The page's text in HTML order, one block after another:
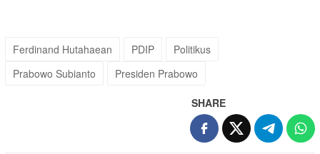
Ferdinand Hutahaean PDIP
Politikus
Prabowo Subianto
Presiden Prabowo
SHARE